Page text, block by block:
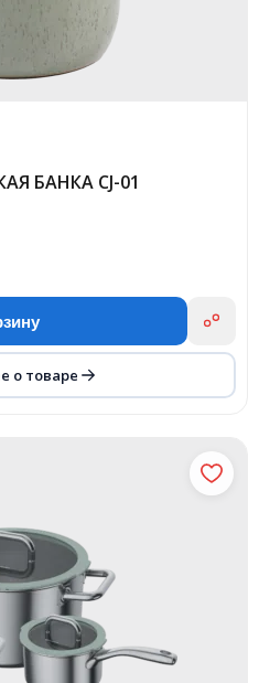
БАНКА CJ-01
о товаре